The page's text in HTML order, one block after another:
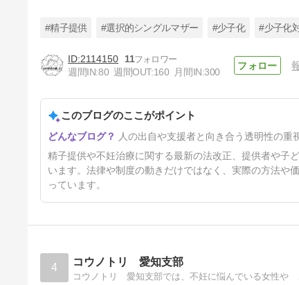
人工授精・体外受精を始める前
がおすすめ
2年3ヶ月前
#精子提供 #選択的シングルマザー #少子化 #少子化
2114150
11
週間IN:80 週間OUT:160 月間IN:300
このブログのここがポイント
人の出自や支援者と向き合う透明性の重
精子提供や不妊治療に関する最新の法改正、提供者や子
います。法律や制度の動きだけではなく、実際の方法や
っています。
4 コウノトリ 愛知支部
コウノトリ 愛知支部では、不妊に悩んでいる女性や